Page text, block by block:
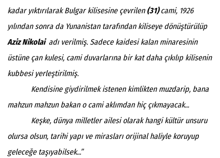
kadar yıktırılarak Bulgar kilisesine çevrilen (31)cami, 1926
yılından sonra da Yunanistan tarafından kiliseye dönüştürülüp
Aziz Nikolai adı verilmiş. Sadece kaidesi kalan minaresinin
üstüne çan kulesi, cami duvarlarına bir kat daha çıkılıp kilisenin
kubbesi yerleştirilmiş.
Kendisine giydirilmek istenen kimlikten muzdarip, bana
mahzun mahzun bakan o cami aklımdan hiç çıkmayacak...
Keşke, dünya milletler ailesi olarak hangi kültür unsuru
olursa olsun, tarihi yapı ve mirasları orijinal haliyle koruyup
geleceğe taşıyabilsek...”